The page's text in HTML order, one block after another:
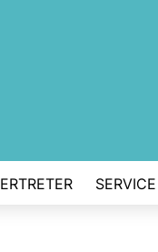
SERVICE